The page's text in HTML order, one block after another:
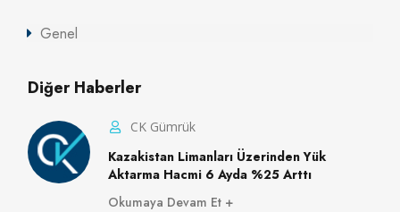
Genel
Diğer Haberler
CK Gümrük
Kazakistan Limanları Üzerinden Yük
Aktarma Hacmi 6 Ayda %25 Arttı
Okumaya Devam Et